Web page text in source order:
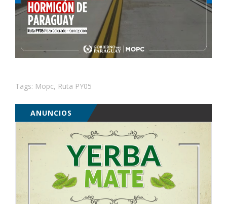
Tags: Mopc, Ruta PY05
ANUNCIOS